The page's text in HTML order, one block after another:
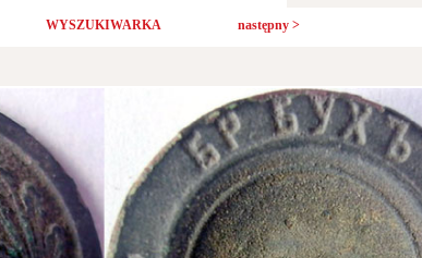
WYSZUKIWARKA następny >